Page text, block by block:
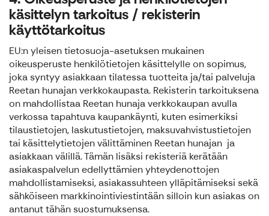
käsittelyn tarkoitus / rekisterin
käyttötarkoitus
EU:n yleisen tietosuoja-asetuksen mukainen
oikeusperuste henkilötietojen käsittelylle on sopimus,
joka syntyy asiakkaan tilatessa tuotteita ja/tai palveluja
Reetan hunajan verkkokaupasta. Rekisterin tarkoituksena
on mahdollistaa Reetan hunaja verkkokaupan avulla
verkossa tapahtuva kaupankäynti, kuten esimerkiksi
tilaustietojen, laskutustietojen, maksuvahvistustietojen
tai käsittelytietojen välittäminen Reetan hunajan ja
asiakkaan välillä. Tämän lisäksi rekisteriä kerätään
asiakaspalvelun edellyttämien yhteydenottojen
mahdollistamiseksi, asiakassuhteen ylläpitämiseksi sekä
sähköiseen markkinointiviestintään silloin kun asiakas on
antanut tähän suostumuksensa.